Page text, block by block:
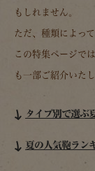
もしれません。
ただ、種類によっ
この特集ページで
も一部ご紹介いたし
タイプ別で選ぶ
夏の人気鞄ラン